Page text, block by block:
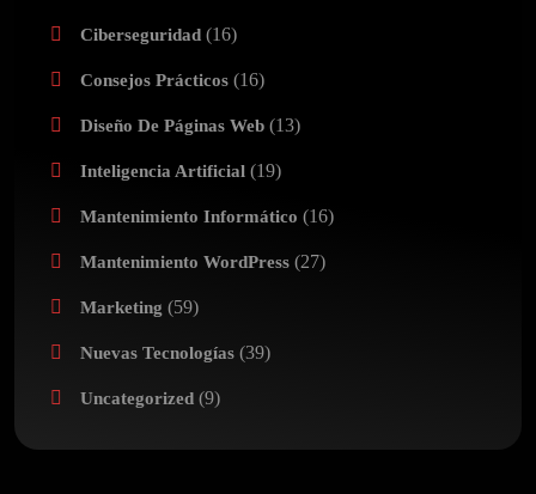
Ciberseguridad (16)
Consejos Prácticos (16)
Diseño De Páginas Web (13)
Inteligencia Artificial (19)
Mantenimiento Informático (16)
Mantenimiento WordPress (27)
Marketing (59)
Nuevas Tecnologías (39)
Uncategorized (9)